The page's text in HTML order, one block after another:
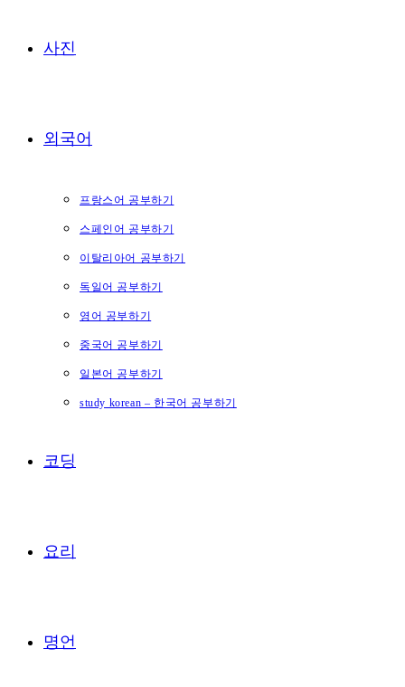
사진
외국어
프랑스어 공부하기
스페인어 공부하기
이탈리아어 공부하기
독일어 공부하기
영어 공부하기
중국어 공부하기
일본어 공부하기
study korean – 한국어 공부하기
코딩
요리
명언